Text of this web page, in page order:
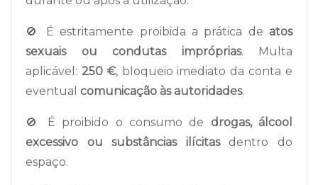
🚫 É estritamente proibida a prática de atos
sexuais ou condutas impróprias. Multa
aplicável: 250 €, bloqueio imediato da conta e
eventual comunicação às autoridades.
🚫 É proibido o consumo de drogas, álcool
excessivo ou substâncias ilícitasdentro do
espaço.